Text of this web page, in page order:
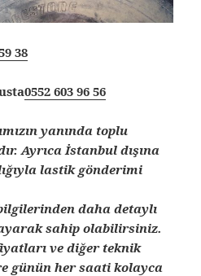
38
0552 603 96 56
yanında toplu
Ayrıca İstanbul dışına
lastik gönderimi
daha detaylı
sahip olabilirsiniz.
ve diğer teknik
günün her saati kolayca